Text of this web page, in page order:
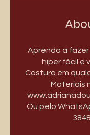
Aprenda a
hiper fácil e
Costura em
Materiais
Ou pelo
3848